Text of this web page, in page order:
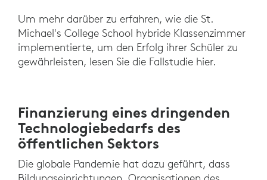
Um mehr darüber zu erfahren, wie die St.
Michael's College School hybride Klassenzimmer
implementierte, um den Erfolg ihrer Schüler zu
gewährleisten, lesen Sie die Fallstudie hier.
Finanzierung eines dringenden
Technologiebedarfs des
öffentlichen Sektors
Die globale Pandemie hat dazu geführt, dass